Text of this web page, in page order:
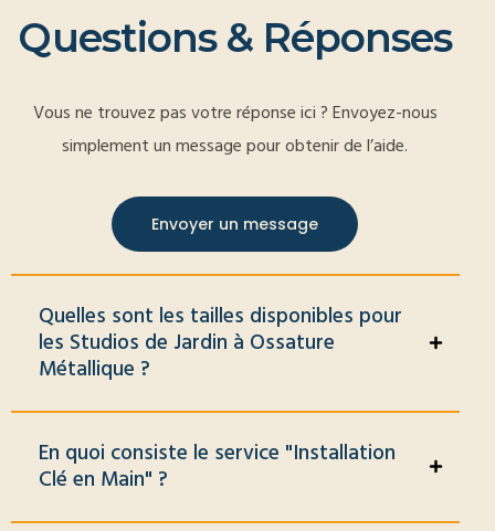
Questions & Réponses
Vous ne trouvez pas votre réponse ici ? Envoyez-nous
simplement un message pour obtenir de l’aide.
Envoyer un message
Quelles sont les tailles disponibles pour
les Studios de Jardin à Ossature
Métallique ?
En quoi consiste le service "Installation
Clé en Main" ?